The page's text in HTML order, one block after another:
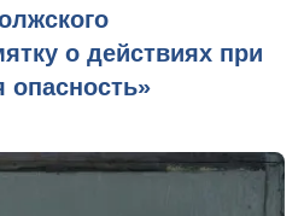
о действиях при
опасность»